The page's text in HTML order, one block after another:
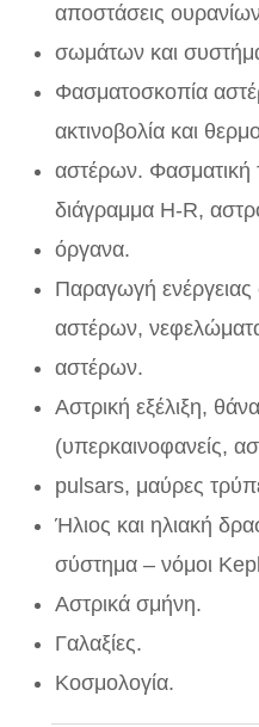
αποστάσεις
σωμάτων και
Φασματοσκοπία
ακτινοβολία και
αστέρων. Φασματική
διάγραμμα H-R,
όργανα.
Παραγωγή
αστέρων,
αστέρων.
Αστρική εξέλιξη,
(υπερκαινοφανείς,
pulsars, μαύρες
Ήλιος και ηλιακή
σύστημα – νόμοι
Αστρικά σμήνη.
Γαλαξίες.
Κοσμολογία.